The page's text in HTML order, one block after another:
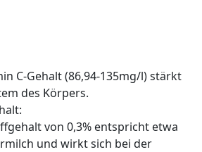
C-Gehalt (86,94-135mg/l) stärkt
des Körpers.
von 0,3% entspricht etwa
und wirkt sich bei der